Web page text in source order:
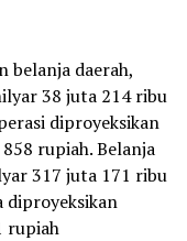
belanja daerah,
38 juta 214 ribu
diproyeksikan
rupiah. Belanja
317 juta 171 ribu
diproyeksikan
rupiah